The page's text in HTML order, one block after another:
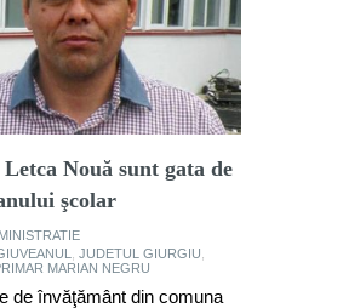
Nouă sunt gata de
şcolar
JUDETUL GIURGIU
MARIAN NEGRU
de învăţământ din comuna